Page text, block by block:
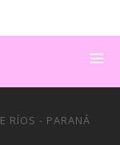
RÍOS - PARANÁ